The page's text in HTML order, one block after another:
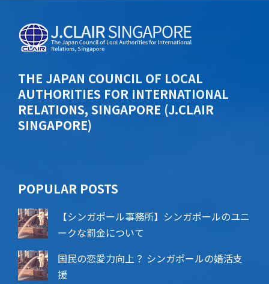
THE JAPAN COUNCIL OF LOCAL
AUTHORITIES FOR INTERNATIONAL
RELATIONS, SINGAPORE (J.CLAIR
SINGAPORE)
POPU​​LAR POSTS
【シンガポール事務所】シンガポールのユニ
ークな罰金について
国民の恋愛力向上？ シンガポールの婚活支
援